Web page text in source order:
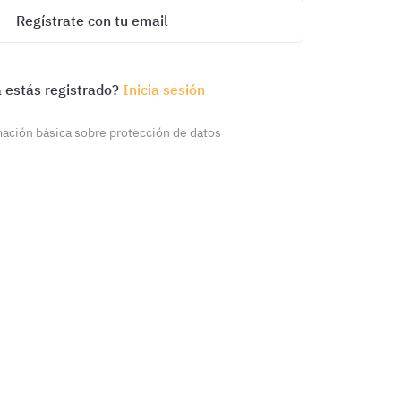
Regístrate con tu email
estás registrado? Inicia sesión
básica sobre protección de datos